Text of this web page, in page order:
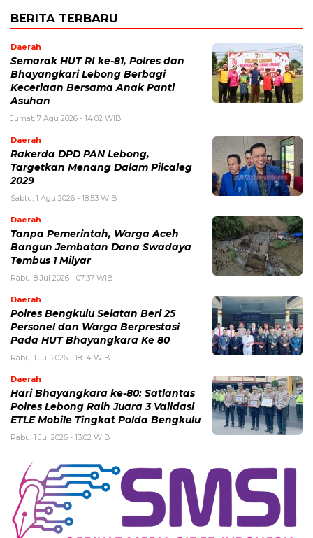
BERITA TERBARU
Daerah
Semarak HUT RI ke-81, Polres dan
Bhayangkari Lebong Berbagi
Keceriaan Bersama Anak Panti
Asuhan
Jumat, 7 Agu 2026 - 14:02 WIB
Daerah
Rakerda DPD PAN Lebong,
Targetkan Menang Dalam Pilcaleg
2029
Sabtu, 1 Agu 2026 - 18:53 WIB
Daerah
Tanpa Pemerintah, Warga Aceh
Bangun Jembatan Dana Swadaya
Tembus 1 Milyar
Rabu, 8 Jul 2026 - 07:37 WIB
Daerah
Polres Bengkulu Selatan Beri 25
Personel dan Warga Berprestasi
Pada HUT Bhayangkara Ke 80
Rabu, 1 Jul 2026 - 18:14 WIB
Daerah
Hari Bhayangkara ke-80: Satlantas
Polres Lebong Raih Juara 3 Validasi
ETLE Mobile Tingkat Polda Bengkulu
Rabu, 1 Jul 2026 - 13:02 WIB